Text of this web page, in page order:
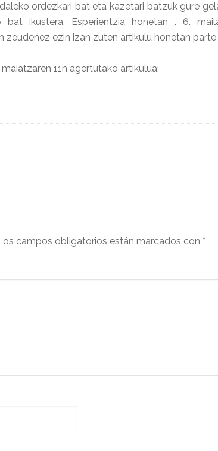
ordezkari bat eta kazetari batzuk gure
bat ikustera. Esperientzia honetan . 6.
zeudenez ezin izan zuten artikulu honetan parte
11n agertutako artikulua:
campos obligatorios están marcados con *